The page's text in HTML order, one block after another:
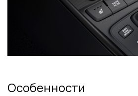
Особенности